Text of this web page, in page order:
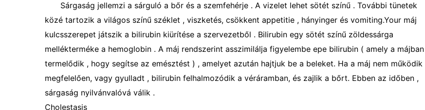
Sárgaság jellemzi a sárguló a bőr és a szemfehérje . A vizelet lehet sötét színű . További tünetek
közé tartozik a világos színű széklet , viszketés, csökkent appetitie , hányinger és vomiting.Your máj
kulcsszerepet játszik a bilirubin kiürítése a szervezetből . Bilirubin egy sötét színű zöldessárga
mellékterméke a hemoglobin . A máj rendszerint asszimilálja figyelembe epe bilirubin ( amely a májban
termelődik , hogy segítse az emésztést ) , amelyet azután hajtjuk be a beleket. Ha a máj nem működik
megfelelően, vagy gyulladt , bilirubin felhalmozódik a véráramban, és zajlik a bőrt. Ebben az időben ,
sárgaság nyilvánvalóvá válik .
Cholestasis